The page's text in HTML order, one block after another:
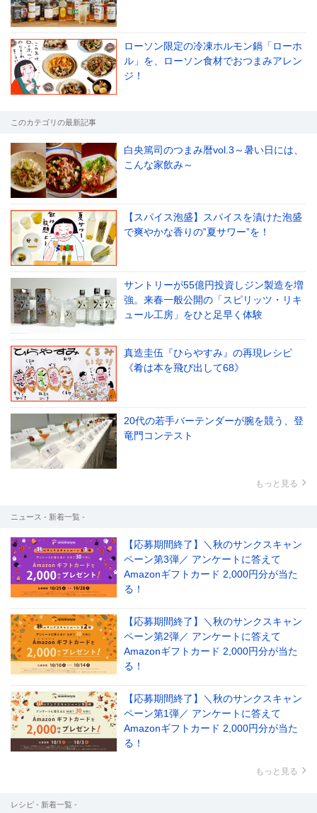
ローソン限定の冷凍ホルモン鍋「ローホ
ル」を、ローソン食材でおつまみアレン
ジ！
このカテゴリの最新記事
白央篤司のつまみ暦vol.3～暑い日には、
こんな家飲み～
【スパイス泡盛】スパイスを漬けた泡盛
で爽やかな香りの‟夏サワー”を！
サントリーが55億円投資しジン製造を増
強。来春一般公開の「スピリッツ・リキ
ュール工房」をひと足早く体験
真造圭伍『ひらやすみ』の再現レシピ
《肴は本を飛び出して68》
20代の若手バーテンダーが腕を競う、登
竜門コンテスト
もっと見る
ニュース - 新着一覧 -
【応募期間終了】＼秋のサンクスキャン
ペーン第3弾／ アンケートに答えて
Amazonギフトカード 2,000円分が当た
る！
【応募期間終了】＼秋のサンクスキャン
ペーン第2弾／ アンケートに答えて
Amazonギフトカード 2,000円分が当た
る！
【応募期間終了】＼秋のサンクスキャン
ペーン第1弾／ アンケートに答えて
Amazonギフトカード 2,000円分が当た
る！
もっと見る
レシピ - 新着一覧 -